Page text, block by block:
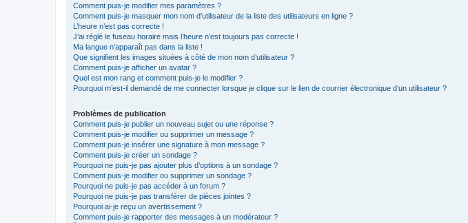
Comment puis-je modifier mes paramètres ?
Comment puis-je masquer mon nom d’utilisateur de la liste des utilisateurs en ligne ?
L’heure n’est pas correcte !
J’ai réglé le fuseau horaire mais l’heure n’est toujours pas correcte !
Ma langue n’apparaît pas dans la liste !
Que signifient les images situées à côté de mon nom d’utilisateur ?
Comment puis-je afficher un avatar ?
Quel est mon rang et comment puis-je le modifier ?
Pourquoi m’est-il demandé de me connecter lorsque je clique sur le lien de courrier électronique d’un utilisateur ?
Problèmes de publication
Comment puis-je publier un nouveau sujet ou une réponse ?
Comment puis-je modifier ou supprimer un message ?
Comment puis-je insérer une signature à mon message ?
Comment puis-je créer un sondage ?
Pourquoi ne puis-je pas ajouter plus d’options à un sondage ?
Comment puis-je modifier ou supprimer un sondage ?
Pourquoi ne puis-je pas accéder à un forum ?
Pourquoi ne puis-je pas transférer de pièces jointes ?
Pourquoi ai-je reçu un avertissement ?
Comment puis-je rapporter des messages à un modérateur ?